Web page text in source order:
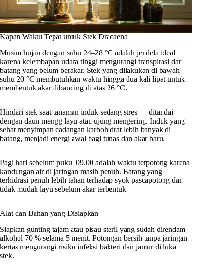
Kapan Waktu Tepat untuk Stek Dracaena
Musim hujan dengan suhu 24–28 °C adalah jendela ideal
karena kelembapan udara tinggi mengurangi transpirasi dari
batang yang belum berakar. Stek yang dilakukan di bawah
suhu 20 °C membutuhkan waktu hingga dua kali lipat untuk
membentuk akar dibanding di atas 26 °C.
Hindari stek saat tanaman induk sedang stres — ditandai
dengan daun mengg layu atau ujung mengering. Induk yang
sehat menyimpan cadangan karbohidrat lebih banyak di
batang, menjadi energi awal bagi tunas dan akar baru.
Pagi hari sebelum pukul 09.00 adalah waktu terpotong karena
kandungan air di jaringan masih penuh. Batang yang
terhidrasi penuh lebih tahan terhadap syok pascapotong dan
tidak mudah layu sebelum akar terbentuk.
Alat dan Bahan yang Disiapkan
Siapkan gunting tajam atau pisau steril yang sudah direndam
alkohol 70 % selama 5 menit. Potongan bersih tanpa jaringan
kertas mengurangi risiko infeksi bakteri dan jamur di luka
stek.